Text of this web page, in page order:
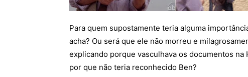
Para quem supostamente teria alguma
acha? Ou será que ele não morreu e
explicando porque vasculhava os documentos
por que não teria reconhecido Ben?